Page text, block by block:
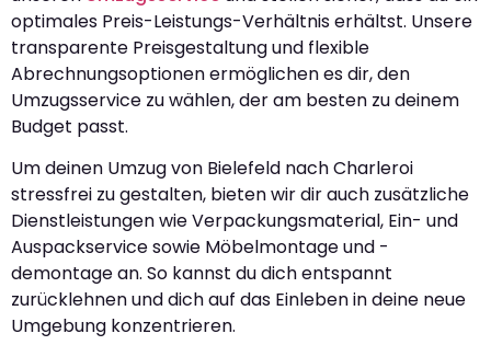
optimales Preis-Leistungs-Verhältnis erhältst. Unsere
transparente Preisgestaltung und flexible
Abrechnungsoptionen ermöglichen es dir, den
Umzugsservice zu wählen, der am besten zu deinem
Budget passt.
Um deinen Umzug von Bielefeld nach Charleroi
stressfrei zu gestalten, bieten wir dir auch zusätzliche
Dienstleistungen wie Verpackungsmaterial, Ein- und
Auspackservice sowie Möbelmontage und -
demontage an. So kannst du dich entspannt
zurücklehnen und dich auf das Einleben in deine neue
Umgebung konzentrieren.